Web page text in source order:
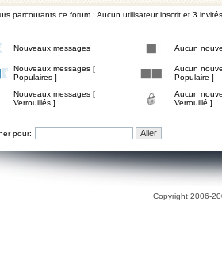
parcourants ce forum : Aucun utilisateur inscrit et 3 invités
Nouveaux messages Aucun
Nouveaux messages [
Populaires ]
Aucun
Populaire ]
Nouveaux messages [
Verrouillés ]
Aucun
Verrouillé ]
pour:
Copyright 2006-